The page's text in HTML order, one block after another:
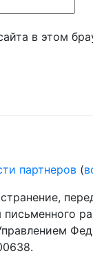
в этом
партнеров (